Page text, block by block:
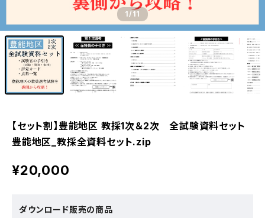
1/11
【セット割】豊能地区 教採1次＆2次 全試験資料セット
豊能地区_教採全資料セット.zip
¥20,000
ダウンロード販売の商品